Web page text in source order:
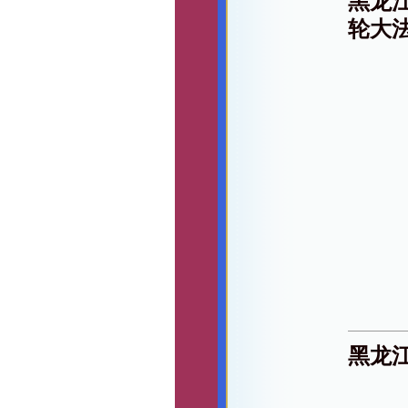
轮大
黑龙